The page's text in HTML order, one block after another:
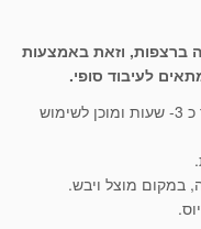
ברצפות, וזאת באמצעות
לעיבוד סופי.
• המשטח המיושם ניתן לדריכה קלה כעבור כ 3- שעות ומוכן לשימוש